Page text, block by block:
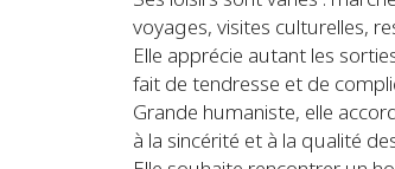
voyages, visites culturelles,
Elle apprécie autant les
fait de tendresse et de
Grande humaniste, elle
à la sincérité et à la qualité